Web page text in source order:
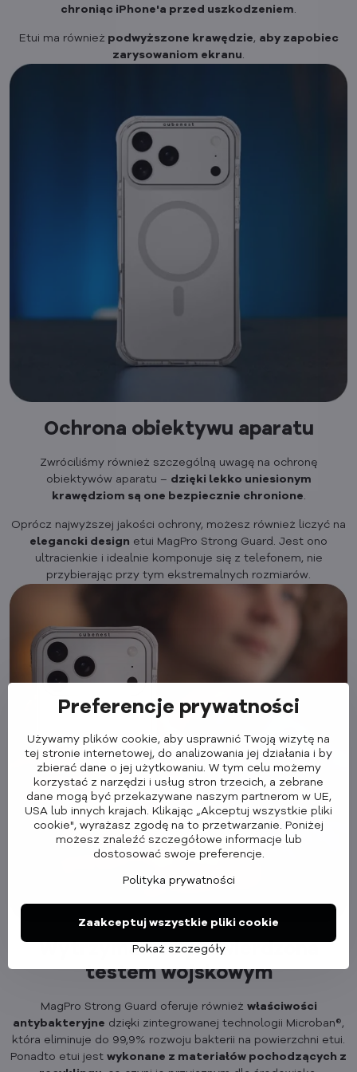
chroniąc iPhone'a przed uszkodzeniem.
Etui ma również podwyższone krawędzie, aby zapobiec
zarysowaniom ekranu.
Ochrona obiektywu aparatu
Zwróciliśmy również szczególną uwagę na ochronę
obiektywów aparatu – dzięki lekko uniesionym
krawędziom są one bezpiecznie chronione.
Oprócz najwyższej jakości ochrony, możesz również liczyć na
elegancki design etui MagPro Strong Guard. Jest ono
ultracienkie i idealnie komponuje się z telefonem, nie
przybierając przy tym ekstremalnych rozmiarów.
Wytrzymałość potwierdzona
testem wojskowym
MagPro Strong Guard oferuje również właściwości
antybakteryjne dzięki zintegrowanej technologii Microban®,
która eliminuje do 99,9% rozwoju bakterii na powierzchni etui.
Ponadto etui jest wykonane z materiałów pochodzących z
Preferencje prywatności
Używamy plików cookie, aby usprawnić Twoją wizytę na
tej stronie internetowej, do analizowania jej działania i by
zbierać dane o jej użytkowaniu. W tym celu możemy
korzystać z narzędzi i usług stron trzecich, a zebrane
dane mogą być przekazywane naszym partnerom w UE,
USA lub innych krajach. Klikając „Akceptuj wszystkie pliki
cookie", wyrażasz zgodę na to przetwarzanie. Poniżej
możesz znaleźć szczegółowe informacje lub
dostosować swoje preferencje.
Polityka prywatności
Pokaż szczegóły
Zaakceptuj wszystkie pliki cookie